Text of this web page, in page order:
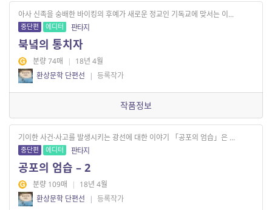
아사 신족을 숭배한 바이킹의 후예가 새로운 정교인 기독교에 맞서는 이...
중단편 에디터 판타지
북녘의 통치자
분량 74매 | 18년 4월
환상문학 단편선
| 등록작가
작품정보
기이한 사건·사고를 발생시키는 광선에 대한 이야기 「공포의 엄습」은 ...
중단편 에디터 판타지
공포의 엄습 – 2
분량 109매 | 18년 4월
환상문학 단편선
| 등록작가